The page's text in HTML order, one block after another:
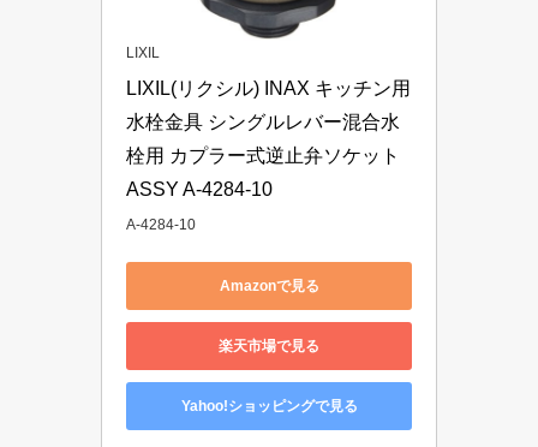
LIXIL
LIXIL(リクシル) INAX キッチン用
水栓金具 シングルレバー混合水
栓用 カプラー式逆止弁ソケット
ASSY A-4284-10
A-4284-10
Amazonで見る
楽天市場で見る
Yahoo!ショッピングで見る